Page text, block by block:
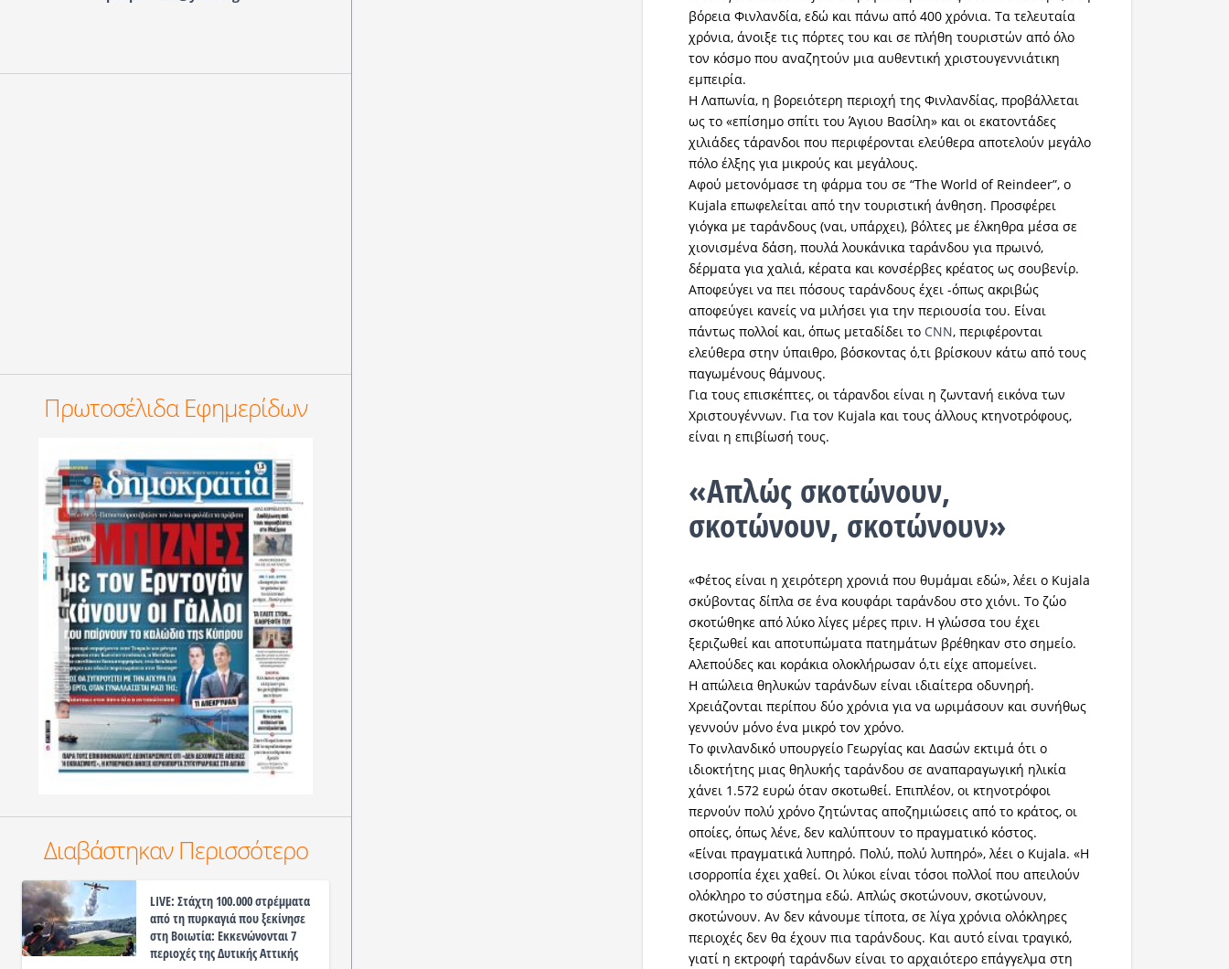
βόρεια Φινλανδία, εδώ και πάνω από 400 χρόνια. Τα τελευταία
χρόνια, άνοιξε τις πόρτες του και σε πλήθη τουριστών από όλο
τον κόσμο που αναζητούν μια αυθεντική χριστουγεννιάτικη
εμπειρία.
Η Λαπωνία, η βορειότερη περιοχή της Φινλανδίας, προβάλλεται
ως το «επίσημο σπίτι του Άγιου Βασίλη» και οι εκατοντάδες
χιλιάδες τάρανδοι που περιφέρονται ελεύθερα αποτελούν μεγάλο
πόλο έλξης για μικρούς και μεγάλους.
Αφού μετονόμασε τη φάρμα του σε “The World of Reindeer”, ο
Kujala επωφελείται από την τουριστική άνθηση. Προσφέρει
γιόγκα με ταράνδους (ναι, υπάρχει), βόλτες με έλκηθρα μέσα σε
χιονισμένα δάση, πουλά λουκάνικα ταράνδου για πρωινό,
δέρματα για χαλιά, κέρατα και κονσέρβες κρέατος ως σουβενίρ.
Αποφεύγει να πει πόσους ταράνδους έχει -όπως ακριβώς
αποφεύγει κανείς να μιλήσει για την περιουσία του. Είναι
πάντως πολλοί και, όπως μεταδίδει το CNN, περιφέρονται
ελεύθερα στην ύπαιθρο, βόσκοντας ό,τι βρίσκουν κάτω από τους
παγωμένους θάμνους.
Για τους επισκέπτες, οι τάρανδοι είναι η ζωντανή εικόνα των
Χριστουγέννων. Για τον Kujala και τους άλλους κτηνοτρόφους,
είναι η επιβίωσή τους.
«Απλώς σκοτώνουν,
σκοτώνουν, σκοτώνουν»
«Φέτος είναι η χειρότερη χρονιά που θυμάμαι εδώ», λέει ο Kujala
σκύβοντας δίπλα σε ένα κουφάρι ταράνδου στο χιόνι. Το ζώο
σκοτώθηκε από λύκο λίγες μέρες πριν. Η γλώσσα του έχει
ξεριζωθεί και αποτυπώματα πατημάτων βρέθηκαν στο σημείο.
Αλεπούδες και κοράκια ολοκλήρωσαν ό,τι είχε απομείνει.
Η απώλεια θηλυκών ταράνδων είναι ιδιαίτερα οδυνηρή.
Χρειάζονται περίπου δύο χρόνια για να ωριμάσουν και συνήθως
γεννούν μόνο ένα μικρό τον χρόνο.
Το φινλανδικό υπουργείο Γεωργίας και Δασών εκτιμά ότι ο
ιδιοκτήτης μιας θηλυκής ταράνδου σε αναπαραγωγική ηλικία
χάνει 1.572 ευρώ όταν σκοτωθεί. Επιπλέον, οι κτηνοτρόφοι
περνούν πολύ χρόνο ζητώντας αποζημιώσεις από το κράτος, οι
οποίες, όπως λένε, δεν καλύπτουν το πραγματικό κόστος.
«Είναι πραγματικά λυπηρό. Πολύ, πολύ λυπηρό», λέει ο Kujala. «Η
ισορροπία έχει χαθεί. Οι λύκοι είναι τόσοι πολλοί που απειλούν
ολόκληρο το σύστημα εδώ. Απλώς σκοτώνουν, σκοτώνουν,
σκοτώνουν. Αν δεν κάνουμε τίποτα, σε λίγα χρόνια ολόκληρες
περιοχές δεν θα έχουν πια ταράνδους. Και αυτό είναι τραγικό,
γιατί η εκτροφή ταράνδων είναι το αρχαιότερο επάγγελμα στη
Πρωτοσέλιδα Εφημερίδων
Διαβάστηκαν Περισσότερο
LIVE: Στάχτη 100.000 στρέμματα
από τη πυρκαγιά που ξεκίνησε
στη Βοιωτία: Εκκενώνονται 7
περιοχές της Δυτικής Αττικής